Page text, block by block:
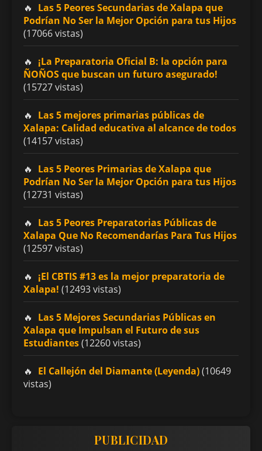
Las 5 Peores Secundarias de Xalapa que
Podrían No Ser la Mejor Opción para tus Hijos
(17066 vistas)
¡La Preparatoria Oficial B: la opción para
ÑOÑOS que buscan un futuro asegurado!
(15727 vistas)
Las 5 mejores primarias públicas de
Xalapa: Calidad educativa al alcance de todos
(14157 vistas)
Las 5 Peores Primarias de Xalapa que
Podrían No Ser la Mejor Opción para tus Hijos
(12731 vistas)
Las 5 Peores Preparatorias Públicas de
Xalapa Que No Recomendarías Para Tus Hijos
(12597 vistas)
¡El CBTIS #13 es la mejor preparatoria de
Xalapa! (12493 vistas)
Las 5 Mejores Secundarias Públicas en
Xalapa que Impulsan el Futuro de sus
Estudiantes(12260 vistas)
El Callejón del Diamante (Leyenda)(10649
vistas)
PUBLICIDAD